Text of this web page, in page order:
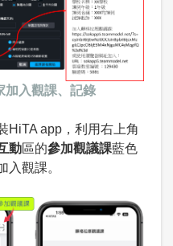
加入觀課、記錄
HiTA app，利用右上角
動區的參加觀議課藍色
入觀課。